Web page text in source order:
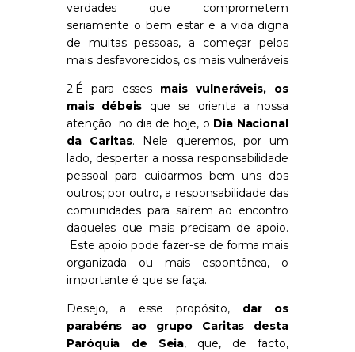
verdades que comprometem
seriamente o bem estar e a vida digna
de muitas pessoas, a começar pelos
mais desfavorecidos, os mais vulneráveis
2.É para esses mais vulneráveis, os
mais débeis que se orienta a nossa
atenção no dia de hoje, o Dia Nacional
da Caritas. Nele queremos, por um
lado, despertar a nossa responsabilidade
pessoal para cuidarmos bem uns dos
outros; por outro, a responsabilidade das
comunidades para saírem ao encontro
daqueles que mais precisam de apoio.
Este apoio pode fazer-se de forma mais
organizada ou mais espontânea, o
importante é que se faça.
Desejo, a esse propósito, dar os
parabéns ao grupo Caritas desta
Paróquia de Seia, que, de facto,